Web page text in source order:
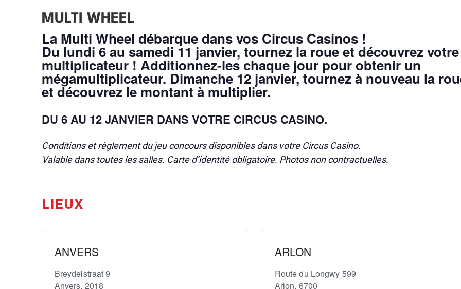
MULTI WHEEL
La Multi Wheel débarque dans vos Circus Casinos !
Du lundi 6 au samedi 11 janvier, tournez la roue et découvrez votre
multiplicateur ! Additionnez-les chaque jour pour obtenir un
mégamultiplicateur. Dimanche 12 janvier, tournez à nouveau la
et découvrez le montant à multiplier.
DU 6 AU 12 JANVIER DANS VOTRE CIRCUS CASINO.
Conditions et règlement du jeu concours disponibles dans votre Circus Casino.
Valable dans toutes les salles. Carte d’identité obligatoire. Photos non contractuelles.
LIEUX
ANVERS
Breydelstraat 9
Anvers, 2018
ARLON
Route du Longwy 599
Arlon, 6700